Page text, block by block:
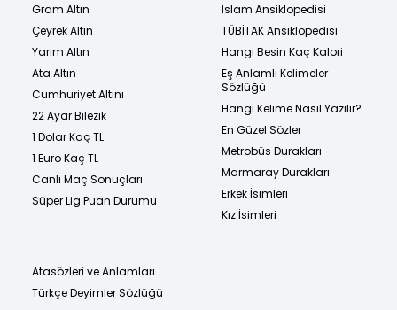
Gram Altın
Çeyrek Altın
Yarım Altın
Ata Altın
Cumhuriyet Altını
22 Ayar Bilezik
1 Dolar Kaç TL
1 Euro Kaç TL
Canlı Maç Sonuçları
Süper Lig Puan Durumu
İslam Ansiklopedisi
TÜBİTAK Ansiklopedisi
Hangi Besin Kaç Kalori
Eş Anlamlı Kelimeler
Sözlüğü
Hangi Kelime Nasıl Yazılır?
En Güzel Sözler
Metrobüs Durakları
Marmaray Durakları
Erkek İsimleri
Kız İsimleri
Atasözleri ve Anlamları
Türkçe Deyimler Sözlüğü